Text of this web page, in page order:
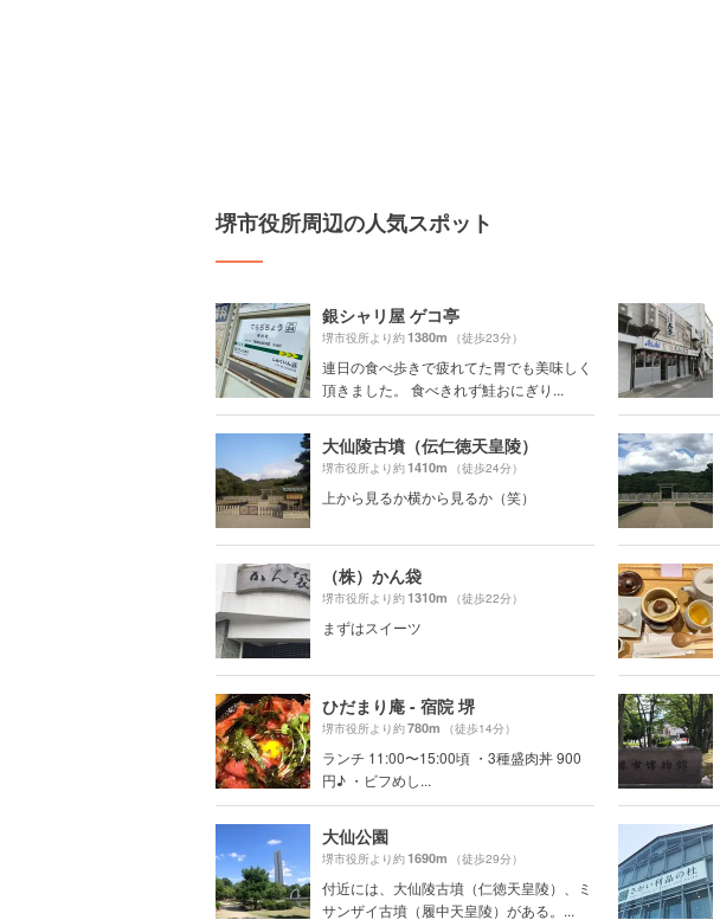
堺市役所周辺の人気スポット
銀シャリ屋 ゲコ亭
堺市役所より約1380m （徒歩23分）
連日の食べ歩きで疲れてた胃でも美味しく
頂きました。 食べきれず鮭おにぎり...
大仙陵古墳（伝仁徳天皇陵）
堺市役所より約1410m （徒歩24分）
上から見るか横から見るか（笑）
（株）かん袋
堺市役所より約1310m （徒歩22分）
まずはスイーツ
ひだまり庵 - 宿院 堺
堺市役所より約780m （徒歩14分）
ランチ 11:00〜15:00頃 ・3種盛肉丼 900
円♪ ・ビフめし...
大仙公園
堺市役所より約1690m （徒歩29分）
付近には、大仙陵古墳（仁徳天皇陵）、ミ
サンザイ古墳（履中天皇陵）がある。...